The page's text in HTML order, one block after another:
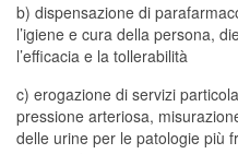
b) dispensazione di
l’igiene e cura della persona,
l’efficacia e la tollerabilità
c) erogazione di servizi
pressione arteriosa,
delle urine per le patologie più